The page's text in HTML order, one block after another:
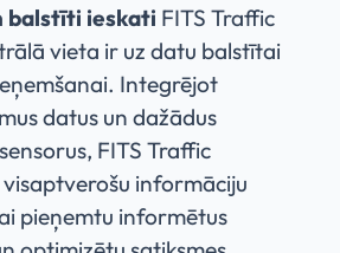
balstīti ieskati FITS Traffic
vieta ir uz datu balstītai
Integrējot
datus un dažādus
FITS Traffic
informāciju
pieņemtu informētus